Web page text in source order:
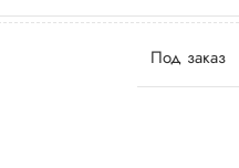
Под заказ